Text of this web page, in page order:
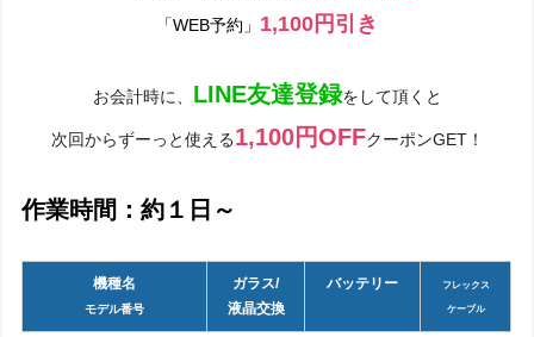
「WEB予約」 1,100円引き
お会計時に、 LINE友達登録をして頂くと
次回からずーっと使える1,100円OFFクーポンGET！
作業時間：約１日～
機種名
モデル番号
ガラス/
液晶交換
バッテリー フレックス
ケーブル